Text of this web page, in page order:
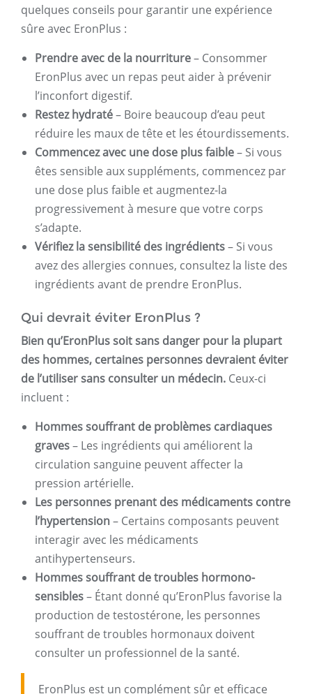
quelques conseils pour garantir une expérience
sûre avec EronPlus :
Prendre avec de la nourriture– Consommer
EronPlus avec un repas peut aider à prévenir
l’inconfort digestif.
Restez hydraté– Boire beaucoup d’eau peut
réduire les maux de tête et les étourdissements.
Commencez avec une dose plus faible– Si vous
êtes sensible aux suppléments, commencez par
une dose plus faible et augmentez-la
progressivement à mesure que votre corps
s’adapte.
Vérifiez la sensibilité des ingrédients– Si vous
avez des allergies connues, consultez la liste des
ingrédients avant de prendre EronPlus.
Qui devrait éviter EronPlus ?
Bien qu’EronPlus soit sans danger pour la plupart
des hommes, certaines personnes devraient éviter
de l’utiliser sans consulter un médecin. Ceux-ci
incluent :
Hommes souffrant de problèmes cardiaques
graves– Les ingrédients qui améliorent la
circulation sanguine peuvent affecter la
pression artérielle.
Les personnes prenant des médicaments contre
l’hypertension– Certains composants peuvent
interagir avec les médicaments
antihypertenseurs.
Hommes souffrant de troubles hormono-
sensibles– Étant donné qu’EronPlus favorise la
production de testostérone, les personnes
souffrant de troubles hormonaux doivent
consulter un professionnel de la santé.
EronPlus est un complément sûr et efficace